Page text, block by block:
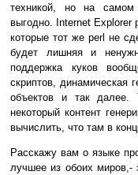
техникой, но на самом
выгодно. Internet Explorer
которые тот же perl не
будет лишняя и
поддержка куков
скриптов, динамическая
объектов и так далее.
некоторый контент
вычислить, что там в
Расскажу вам о языке
лучшее из обоих миров,-